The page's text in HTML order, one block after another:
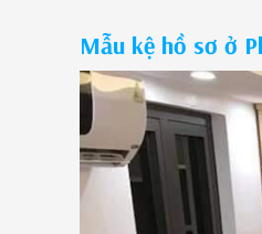
Mẫu kệ hồ sơ ở